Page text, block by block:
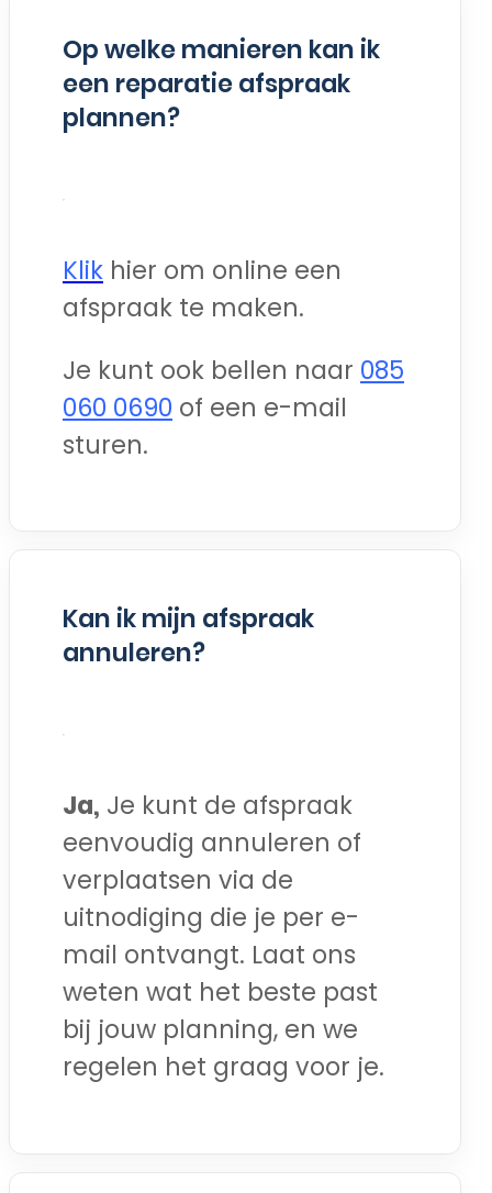
Op welke manieren kan ik
een reparatie afspraak
plannen?
Klik hier om online een
afspraak te maken.
Je kunt ook bellen naar 085
060 0690 of een e-mail
sturen.
Kan ik mijn afspraak
annuleren?
Ja, Je kunt de afspraak
eenvoudig annuleren of
verplaatsen via de
uitnodiging die je per e-
mail ontvangt. Laat ons
weten wat het beste past
bij jouw planning, en we
regelen het graag voor je.